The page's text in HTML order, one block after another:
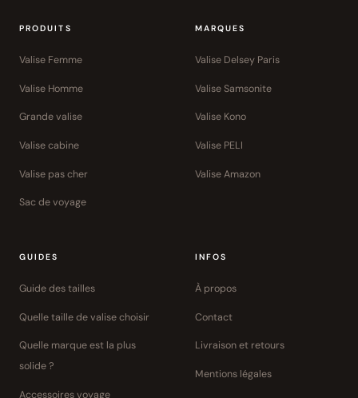
PRODUITS
Valise Femme
Valise Homme
Grande valise
Valise cabine
Valise pas cher
Sac de voyage
MARQUES
Valise Delsey Paris
Valise Samsonite
Valise Kono
Valise PELI
Valise Amazon
GUIDES
Guide des tailles
Quelle taille de valise choisir
Quelle marque est la plus
solide ?
Accessoires voyage
INFOS
À propos
Contact
Livraison et retours
Mentions légales